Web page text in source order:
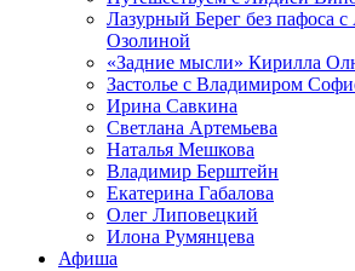
Лазурный Берег без пафоса
Озолиной
«Задние мысли» Кирилла
Застолье с Владимиром
Ирина Савкина
Светлана Артемьева
Наталья Мешкова
Владимир Берштейн
Екатерина Габалова
Олег Липовецкий
Илона Румянцева
Афиша